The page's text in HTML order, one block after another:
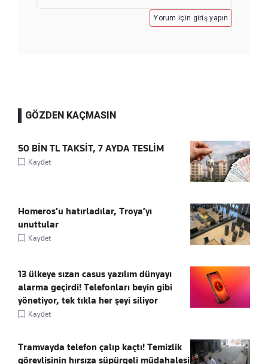
Yorum için giriş yapın
GÖZDEN KAÇMASIN
50 BİN TL TAKSİT, 7 AYDA TESLİM
Kaydet
Homeros’u hatırladılar, Troya’yı
unuttular
Kaydet
13 ülkeye sızan casus yazılım dünyayı
alarma geçirdi! Telefonları beyin gibi
yönetiyor, tek tıkla her şeyi siliyor
Kaydet
Tramvayda telefon çalıp kaçtı! Temizlik
görevlisinin hırsıza süpürgeli müdahalesi